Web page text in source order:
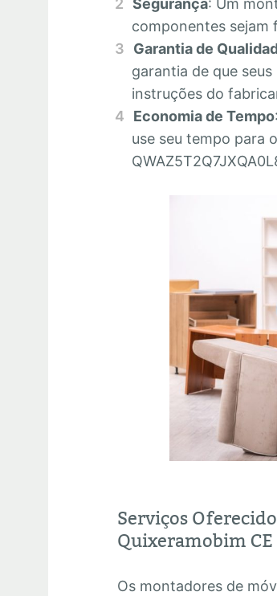
componentes
Garantia de
garantia de que
instruções do
Economia de Tempo
use seu tempo para
Serviços
Quixeramobim CE
Os montadores de